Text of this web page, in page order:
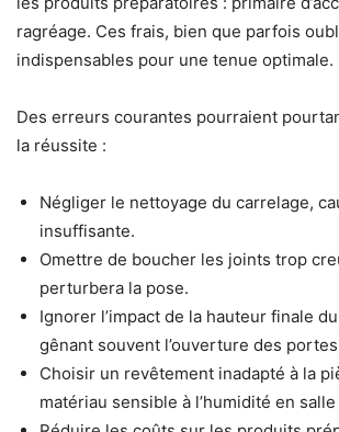
ragréage. Ces frais, bien que parfois
indispensables pour une tenue optimale.
Des erreurs courantes pourraient
la réussite :
Négliger le nettoyage du carrelage,
insuffisante.
Omettre de boucher les joints trop
perturbera la pose.
Ignorer l’impact de la hauteur finale
gênant souvent l’ouverture des
Choisir un revêtement inadapté à la
matériau sensible à l’humidité en